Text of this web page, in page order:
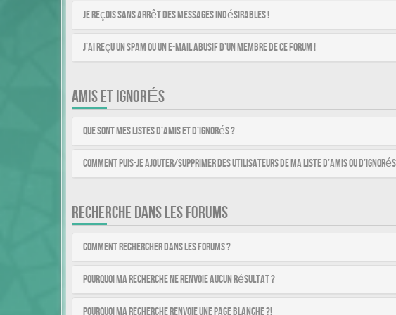
Je reçois sans arrêt des messages indésirables !
J’ai reçu un spam ou un e-mail abusif d’un membre de ce forum !
AMIS ET IGNORÉS
Que sont mes listes d’amis et d’ignorés ?
Comment puis-je ajouter/supprimer des utilisateurs de ma liste d’amis ou
RECHERCHE DANS LES FORUMS
Comment rechercher dans les forums ?
Pourquoi ma recherche ne renvoie aucun résultat ?
Pourquoi ma recherche renvoie une page blanche ?!